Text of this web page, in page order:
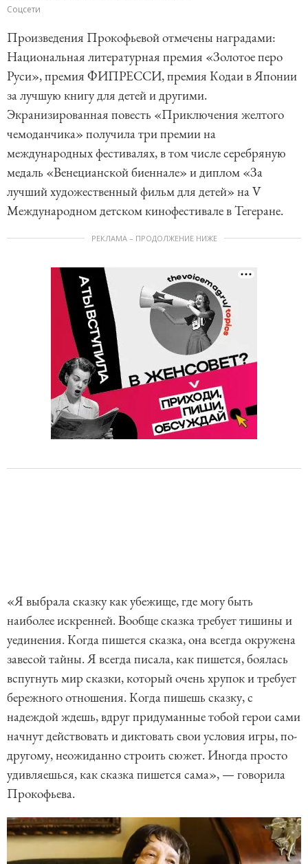
Соцсети
Произведения Прокофьевой отмечены наградами:
Национальная литературная премия «Золотое перо
Руси», премия ФИПРЕССИ, премия Кодаи в Японии
за лучшую книгу для детей и другими.
Экранизированная повесть «Приключения желтого
чемоданчика» получила три премии на
международных фестивалях, в том числе серебряную
медаль «Венецианской биеннале» и диплом «За
лучший художественный фильм для детей» на V
Международном детском кинофестивале в Тегеране.
РЕКЛАМА – ПРОДОЛЖЕНИЕ НИЖЕ
«Я выбрала сказку как убежище, где могу быть
наиболее искренней. Вообще сказка требует тишины и
уединения. Когда пишется сказка, она всегда окружена
завесой тайны. Я всегда писала, как пишется, боялась
вспугнуть мир сказки, который очень хрупок и требует
бережного отношения. Когда пишешь сказку, с
надеждой ждешь, вдруг придуманные тобой герои сами
начнут действовать и диктовать свои условия игры, по-
другому, неожиданно строить сюжет. Иногда просто
удивляешься, как сказка пишется сама», — говорила
Прокофьева.